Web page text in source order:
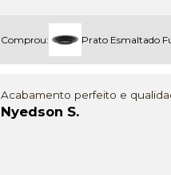
Comprou: Prato Esmaltado
Acabamento perfeito e
Nyedson S.